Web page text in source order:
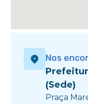
Nos
(Sede)
Praça